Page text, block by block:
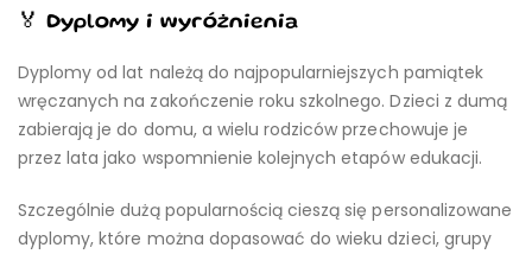
🏅 Dyplomy i wyróżnienia
Dyplomy od lat należą do najpopularniejszych pamiątek
wręczanych na zakończenie roku szkolnego. Dzieci z dumą
zabierają je do domu, a wielu rodziców przechowuje je
przez lata jako wspomnienie kolejnych etapów edukacji.
Szczególnie dużą popularnością cieszą się personalizowane
dyplomy, które można dopasować do wieku dzieci, grupy